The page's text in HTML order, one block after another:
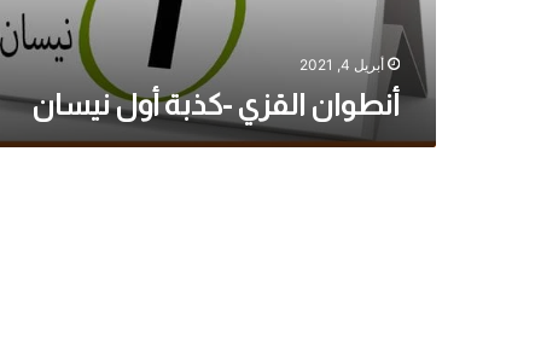
أبريل 4, 2021
أنطوان القزي -كذبة أول نيسان